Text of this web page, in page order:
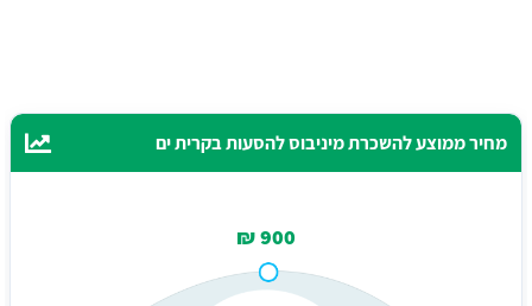
מחיר ממוצע להשכרת מיניבוס להסעות בקרית ים
900 ₪